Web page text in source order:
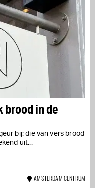
brood in de
bij: die van vers brood
uit...
AMSTERDAM CENTRUM